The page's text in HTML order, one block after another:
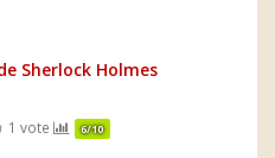
Sherlock Holmes
1 vote 6/10